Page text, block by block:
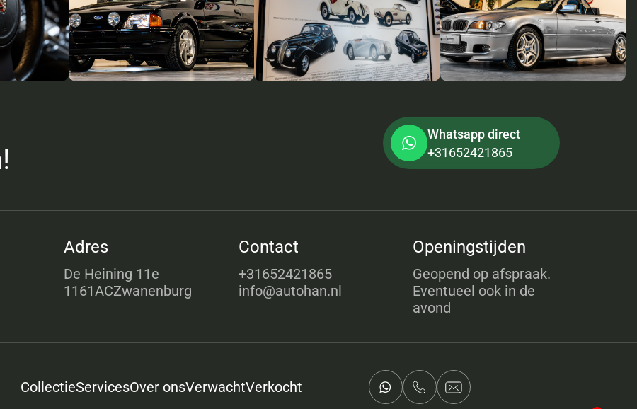
Whatsapp direct
+31652421865
Adres
De Heining 11e
1161ACZwanenburg
Contact
+31652421865
info@autohan.nl
Openingstijden
Geopend op afspraak.
Eventueel ook in de
avond
CollectieServicesOver onsVerwachtVerkocht